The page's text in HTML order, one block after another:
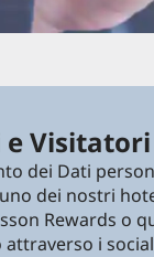
e Visitatori
dei Dati
dei nostri
Rewards o
i